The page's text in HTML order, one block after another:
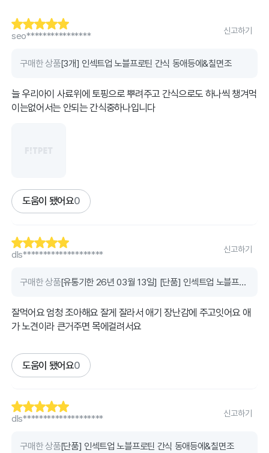
seo****************
신고하기
구매한 상품[3개] 인섹트업 노블프로틴 간식 동애등에&칠면조
늘 우리아이 사료위에 토핑으로 뿌려주고 간식으로도 하나씩 챙겨먹
이는없어서는 안되는 간식중하나입니다
도움이 됐어요0
dls********************
신고하기
구매한 상품 [유통기한 26년 03월 13일] [단품] 인섹트업 노블프로틴 간식 동애등에&캥거루
잘먹어요 엄청 조아해요 잘게 잘라서 애기 장난감에 주고잇어요 애
가 노견이라 큰거주면 목에걸려서요
도움이 됐어요0
dls********************
신고하기
구매한 상품[단품] 인섹트업 노블프로틴 간식 동애등에&칠면조